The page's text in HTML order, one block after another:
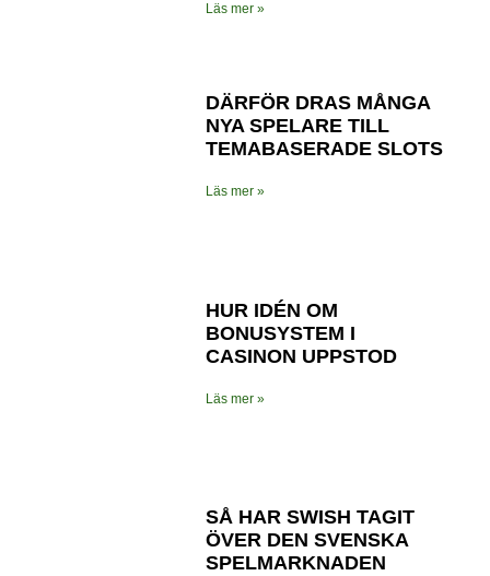
Läs mer »
DÄRFÖR DRAS MÅNGA
NYA SPELARE TILL
TEMABASERADE SLOTS
Läs mer »
HUR IDÉN OM
BONUSYSTEM I
CASINON UPPSTOD
Läs mer »
SÅ HAR SWISH TAGIT
ÖVER DEN SVENSKA
SPELMARKNADEN